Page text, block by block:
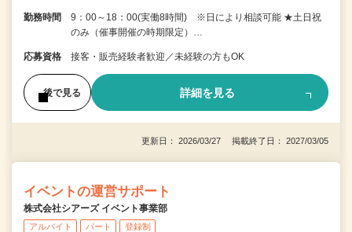
勤務時間
9：00～18：00(実働8時間) ※日により相談可能 ★土日祝
のみ（催事開催の時期限定）…
応募資格 接客・販売経験者歓迎／未経験の方もOK
後で見る 詳細を見る
更新日： 2026/03/27 掲載終了日： 2027/03/05
イベントの運営サポート
株式会社シアーズ イベント事業部
アルバイト パート 登録制